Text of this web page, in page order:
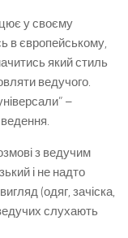
у своєму
в європейському,
який стиль
ведучого.
–
з ведучим
і не надто
(одяг, зачіска,
слухають